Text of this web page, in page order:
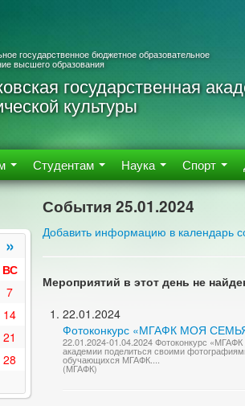
государственное бюджетное образовательное
высшего образования
государственная
культуры
Студентам Наука Спорт
»
ВС
7
14
21
28
События 25.01.2024
Добавить информацию в календарь
Мероприятий в этот день не
22.01.2024
Фотоконкурс «МГАФК МОЯ
22.01.2024-01.04.2024 Фотоконкурс
академии поделиться своими
обучающихся МГАФК....
(МГАФК)